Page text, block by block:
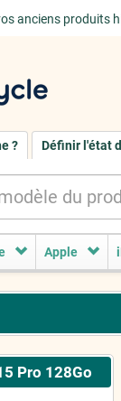
anciens produits
? Définir l'état
Apple
Pro 128Go